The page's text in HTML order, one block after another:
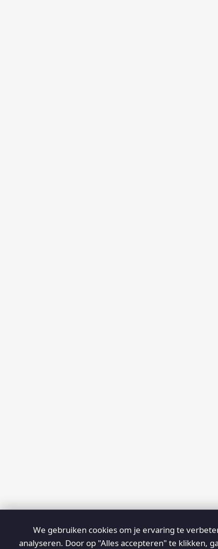
We gebruiken cookies om je ervaring te
analyseren. Door op "Alles accepteren" te klikken,